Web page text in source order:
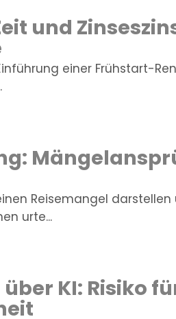
und
einer Frühstart-
Reisemangel
urte...
KI: Risiko